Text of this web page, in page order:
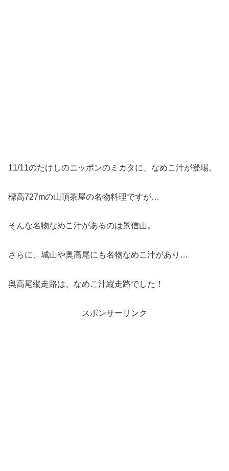
11/11のたけしのニッポンのミカタに、なめこ汁が登場。
標高727mの山頂茶屋の名物料理ですが…
そんな名物なめこ汁があるのは景信山。
さらに、城山や奥高尾にも名物なめこ汁があり…
奥高尾縦走路は、なめこ汁縦走路でした！
スポンサーリンク